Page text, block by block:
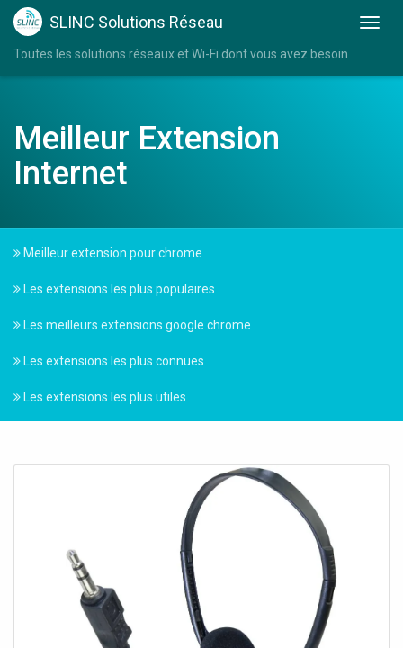
SLINC Solutions Réseau
Toutes les solutions réseaux et Wi-Fi dont vous avez besoin
Meilleur Extension
Internet
Meilleur extension pour chrome
Les extensions les plus populaires
Les meilleurs extensions google chrome
Les extensions les plus connues
Les extensions les plus utiles